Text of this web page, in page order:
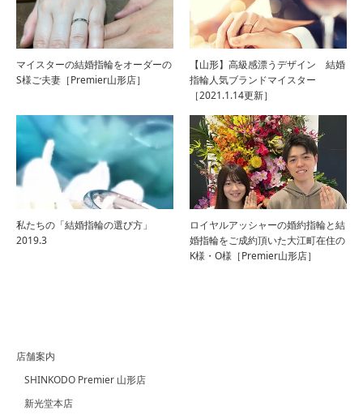
マイスターの結婚指輪をオーダーの
S様ご夫妻［Premier山形店］
【山形】高級感漂うデザイン 結婚
指輪人気ブランドマイスター
［2021.1.14更新］
私たちの「結婚指輪の選び方」
2019.3
ロイヤルアッシャーの婚約指輪と結
婚指輪をご成約頂いた大江町在住の
K様・O様［Premier山形店］
店舗案内
SHINKODO Premier 山形店
新光堂本店